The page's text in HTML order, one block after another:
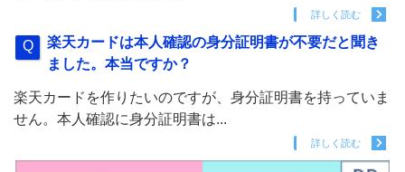
詳しく読む
楽天カードは本人確認の身分証明書が不要だと聞き
ました。本当ですか？
楽天カードを作りたいのですが、身分証明書を持っていま
せん。本人確認に身分証明書は...
詳しく読む